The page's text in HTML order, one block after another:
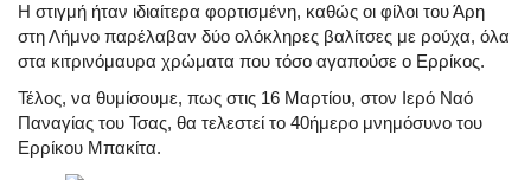
Η στιγμή ήταν ιδιαίτερα φορτισμένη, καθώς οι φίλοι του Άρη
στη Λήμνο παρέλαβαν δύο ολόκληρες βαλίτσες με ρούχα, όλα
στα κιτρινόμαυρα χρώματα που τόσο αγαπούσε ο Ερρίκος.
Τέλος, να θυμίσουμε, πως στις 16 Μαρτίου, στον Ιερό Ναό
Παναγίας του Τσας, θα τελεστεί το 40ήμερο μνημόσυνο του
Ερρίκου Μπακίτα.